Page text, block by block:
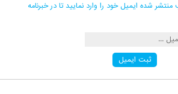
شده ایمیل خود را وارد نمایید تا در خبرنامه